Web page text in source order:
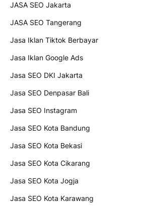
JASA SEO Jakarta
JASA SEO Tangerang
Jasa Iklan Tiktok Berbayar
Jasa Iklan Google Ads
Jasa SEO DKI Jakarta
Jasa SEO Denpasar Bali
Jasa SEO Instagram
Jasa SEO Kota Bandung
Jasa SEO Kota Bekasi
Jasa SEO Kota Cikarang
Jasa SEO Kota Jogja
Jasa SEO Kota Karawang